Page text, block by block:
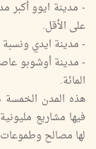
على الأقل.
- مدينة ايدي ونسبة المسلمين
المائة.
هذه المدن الخمسة
فيها مشاريع
لها مصالح